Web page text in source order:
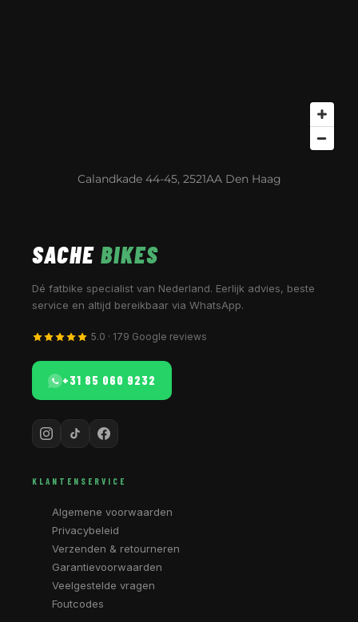
Calandkade 44-45, 2521AA Den Haag
SACHE BIKES
Dé fatbike specialist van Nederland. Eerlijk advies, beste
service en altijd bereikbaar via WhatsApp.
5.0 · 179 Google reviews
+31 85 060 9232
KLANTENSERVICE
Algemene voorwaarden
Privacybeleid
Verzenden & retourneren
Garantievoorwaarden
Veelgestelde vragen
Foutcodes